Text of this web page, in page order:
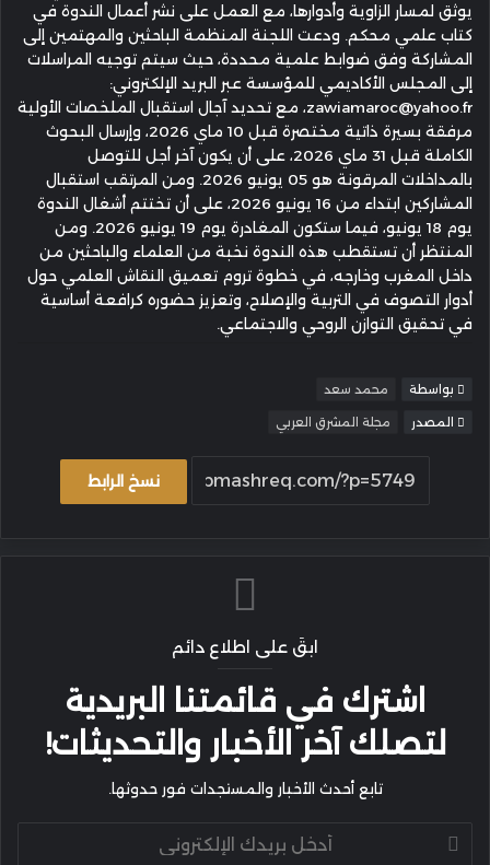
يوثق لمسار الزاوية وأدوارها، مع العمل على نشر أعمال الندوة في
كتاب علمي محكم. ودعت اللجنة المنظمة الباحثين والمهتمين إلى
المشاركة وفق ضوابط علمية محددة، حيث سيتم توجيه المراسلات
إلى المجلس الأكاديمي للمؤسسة عبر البريد الإلكتروني:
zawiamaroc@yahoo.fr، مع تحديد آجال استقبال الملخصات الأولية
مرفقة بسيرة ذاتية مختصرة قبل 10 ماي 2026، وإرسال البحوث
الكاملة قبل 31 ماي 2026، على أن يكون آخر أجل للتوصل
بالمداخلات المرقونة هو 05 يونيو 2026. ومن المرتقب استقبال
المشاركين ابتداء من 16 يونيو 2026، على أن تختتم أشغال الندوة
يوم 18 يونيو، فيما ستكون المغادرة يوم 19 يونيو 2026. ومن
المنتظر أن تستقطب هذه الندوة نخبة من العلماء والباحثين من
داخل المغرب وخارجه، في خطوة تروم تعميق النقاش العلمي حول
أدوار التصوف في التربية والإصلاح، وتعزيز حضوره كرافعة أساسية
في تحقيق التوازن الروحي والاجتماعي.
بواسطة محمد سعد
المصدر مجلة المشرق العربي
نسخ الرابط
ابقَ على اطلاع دائم
اشترك في قائمتنا البريدية
لتصلك آخر الأخبار والتحديثات!
تابع أحدث الأخبار والمستجدات فور حدوثها.
بريدك